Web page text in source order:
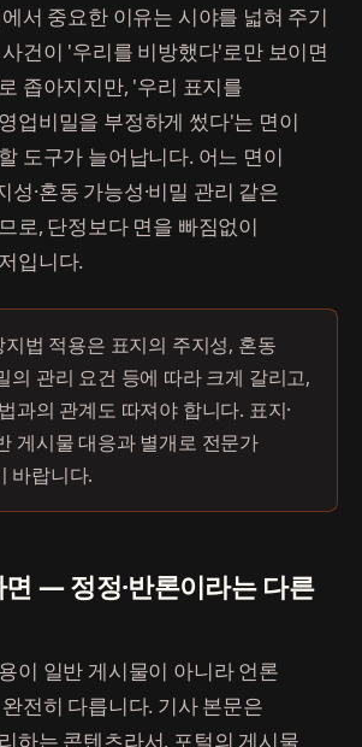
서 중요한 이유는 시야를 넓혀 주기
건이 '우리를 비방했다'로만 보이면
좁아지지만, '우리 표지를
업비밀을 부정하게 썼다'는 면이
도구가 늘어납니다. 어느 면이
성·혼동 가능성·비밀 관리 같은
로, 단정보다 면을 빠짐없이
입니다.
법 적용은 표지의 주지성, 혼동
의 관리 요건 등에 따라 크게 갈리고,
과의 관계도 따져야 합니다. 표지·
게시물 대응과 별개로 전문가
바랍니다.
— 정정·반론이라는 다른
이 일반 게시물이 아니라 언론
전히 다릅니다. 기사 본문은
하는 콘텐츠라서, 포털의 게시물